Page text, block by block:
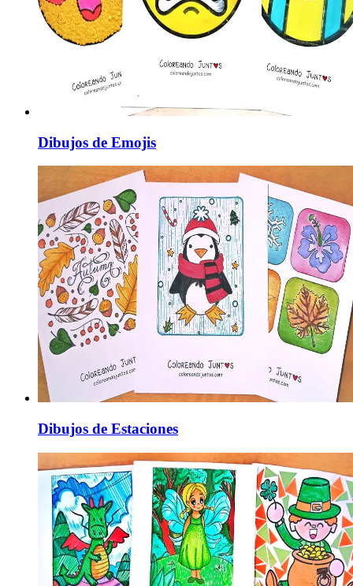
Dibujos de Emojis
Dibujos de Estaciones